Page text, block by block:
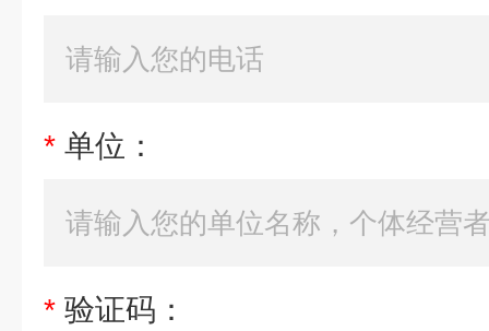
* 单位：
* 验证码：